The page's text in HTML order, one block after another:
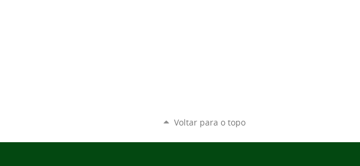
Voltar para o topo